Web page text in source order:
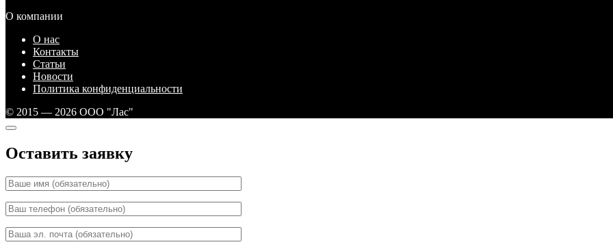
О компании
О нас
Контакты
Статьи
Новости
Политика конфиденциальности
© 2015 — 2026 ООО "Лас"
Оставить заявку